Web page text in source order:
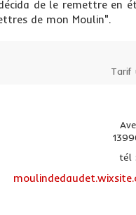
de le remettre en
de mon Moulin".
Tarif
tél